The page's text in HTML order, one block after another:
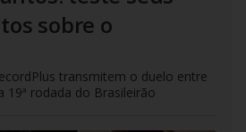
sobre o
transmitem o duelo entre
19ª rodada do Brasileirão